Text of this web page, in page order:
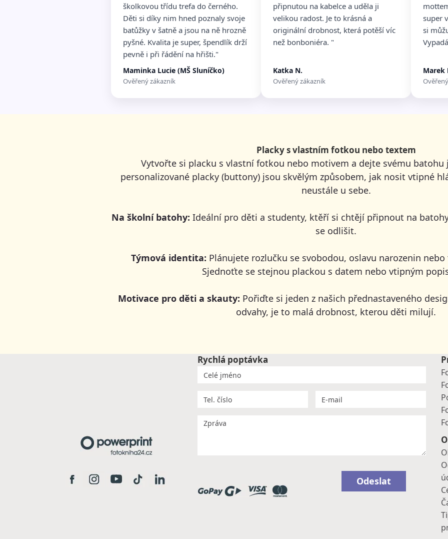
školkovou třídu trefa do černého.
Děti si díky nim hned poznaly svoje
batůžky v šatně a jsou na ně hrozně
pyšné. Kvalita je super, špendlík drží
pevně i při řádění na hřišti."
Maminka Lucie (MŠ Sluníčko)
Ověřený zákazník
připnutou na kabelce a uděla ji
velikou radost. Je to krásná a
originální drobnost, která potěší víc
než bonboniéra. "
Katka N.
Ověřený zákazník
super
si
Marek
Placky s vlastním fotkou nebo textem
Vytvořte si placku s vlastní fotkou nebo motivem a dejte svému batohu
personalizované placky (buttony) jsou skvělým způsobem, jak nosit vtipné
neustále u sebe.
Na školní batohy: Ideální pro děti a studenty, ktěří si chtějí připnout na
se odlišit.
Týmová identita: Plánujete rozlučku se svobodou, oslavu narozenin
Sjednoťte se stejnou plackou s datem nebo vtipným
Motivace pro děti a skauty: Pořiďte si jeden z našich přednastaveného
odvahy, je to malá drobnost, kterou děti milují.
Rychlá poptávka
Odeslat